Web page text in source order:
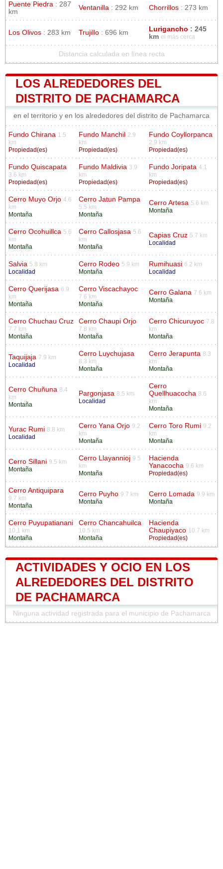
Puente Piedra : 287
km
Ventanilla : 292 km Chorrillos : 273 km
Los Olivos : 283 km Trujillo : 696 km Lurigancho : 245
km el más cerca
Distancia calculada en línea recta
LOS ALREDEDORES DEL
DISTRITO DE PACHAMARCA
en el territorio y en los alrededores del distrito de Pachamarca
Fundo Chirana 1.5
km
Propiedad(es)
Fundo Manchil
2.9
km
Propiedad(es)
Fundo Coyllorpanca
2.9 km
Propiedad(es)
Fundo Quiscapata
3.6 km
Propiedad(es)
Fundo Maldivia 3.9
km
Propiedad(es)
Fundo Joripata 4.1
km
Propiedad(es)
Cerro Muyo Orjo 4.6
km
Montaña
Cerro Jatun Pampa
5.5 km
Montaña
Cerro Artesa 5.6 km
Montaña
Cerro Ocohuillca 5.6
km
Montaña
Cerro Callosjasa 5.6
km
Montaña
Capias Cruz 5.7 km
Localidad
Salvia 5.8 km
Localidad
Cerro Rodeo 5.9 km
Montaña
Rumihuasi 6.2 km
Localidad
Cerro Querijasa 6.9
km
Montaña
Cerro Viscachayoc
7.6 km
Montaña
Cerro Galana 7.6 km
Montaña
Cerro Chuchau Cruz
7.7 km
Montaña
Cerro Chaupi Orjo
7.8 km
Montaña
Cerro Chicuruyoc 7.8
km
Montaña
Taquijaja 7.9 km
Localidad
Cerro Luychujasa
8.3 km
Montaña
Cerro Jerapunta 8.3
km
Montaña
Cerro Chuñuna 8.4
km
Montaña
Pargonjasa 8.5 km
Localidad
Cerro
Quellhuacocha 8.6
km
Montaña
Yurac Rumi 8.8 km
Localidad
Cerro Yana Orjo 9.2
km
Montaña
Cerro Toro Rumi 9.2
km
Montaña
Cerro Sillani 9.5 km
Montaña
Cerro Llayannioj 9.5
km
Montaña
Hacienda
Yanacocha 9.6 km
Propiedad(es)
Cerro Antiquipara
9.7 km
Montaña
Cerro Puyho 9.7 km
Montaña
Cerro Lomada 9.9 km
Montaña
Cerro Puyupatianani
10.1 km
Montaña
Cerro Chancahuilca
10.5 km
Montaña
Hacienda
Chaupiyaco 10.7 km
Propiedad(es)
ACTIVIDADES Y OCIO EN LOS
ALREDEDORES DEL DISTRITO
DE PACHAMARCA
Ninguna actividad registrada para el municipio de Pachamarca